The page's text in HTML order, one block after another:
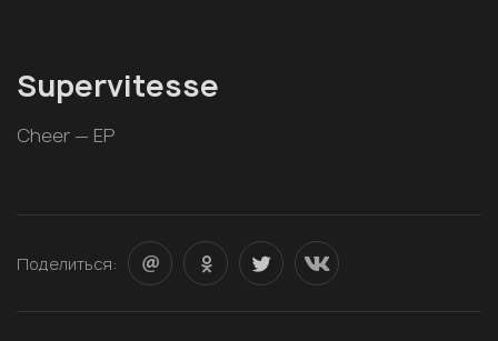
Supervitesse
Cheer — EP
Поделиться: